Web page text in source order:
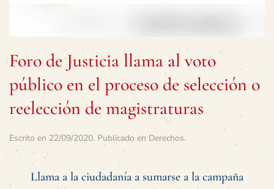
Foro de Justicia llama al voto
público en el proceso de selección o
reelección de magistraturas
Escrito en 22/09/2020. Publicado en Derechos.
Llama a la ciudadanía a sumarse a la campaña